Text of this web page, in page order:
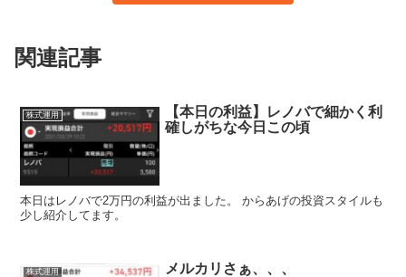
関連記事
株式運用
【本日の利益】レノバで細かく利
確しがちな今日この頃
本日はレノバで2万円の利益が出ました。 からあげの投資スタイルも
少し紹介してます。
株式運用 メルカリさぁ、、、